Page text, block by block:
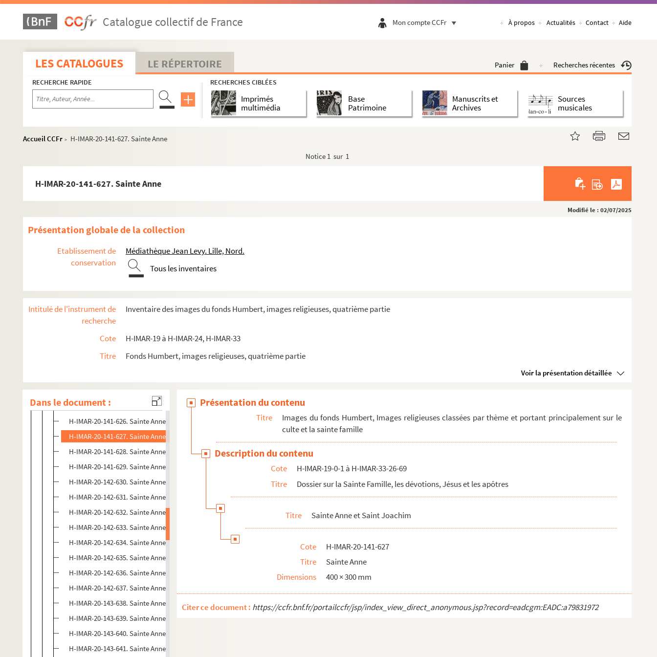
Catalogue collectif de France Mon compte CCFr À propos Actualités Contact Aide
LES CATALOGUES LE RÉPERTOIRE Panier Recherches récentes
RECHERCHE RAPIDE RECHERCHES CIBLÉES
Imprimés
multimédia
Base
Patrimoine
Manuscrits et
Archives
Sources
musicales
Accueil CCFr >
H-IMAR-20-141-627. Sainte Anne
Notice 1 sur 1
H-IMAR-20-141-627. Sainte Anne
Modifié le : 02/07/2025
Présentation globale de la collection
Etablissement de
conservation
Médiathèque Jean Levy. Lille, Nord.
Tous les inventaires
Intitulé de l'instrument de
recherche
Inventaire des images du fonds Humbert, images religieuses, quatrième partie
Cote
H-IMAR-19 à H-IMAR-24, H-IMAR-33
Titre
Fonds Humbert, images religieuses, quatrième partie
Voir la présentation détaillée
Dans le document :
H-IMAR-20-138-600. Saint Anne - Sainte Maria Anna
H-IMAR-20-139-601. Sainte Anne
H-IMAR-20-139-602. Sainte Anne
H-IMAR-20-139-603. Sainte Anne
H-IMAR-20-139-604. Sainte Anne
H-IMAR-20-139-605. Sainte Anne
H-IMAR-20-139-610. Sainte Anne
H-IMAR-20-140-613. Sainte Anne
H-IMAR-20-140-615. Sainte Anne
H-IMAR-20-140-616. Sainte Anne
H-IMAR-20-140-618. Sainte Anne
H-IMAR-20-140-619. Sainte Anne
H-IMAR-20-140-622. Sainte Anne
H-IMAR-20-141-624. Sainte Anne
H-IMAR-20-141-625. Sainte Anne
H-IMAR-20-141-626. Sainte Anne
H-IMAR-20-141-627. Sainte Anne
H-IMAR-20-141-628. Sainte Anne
H-IMAR-20-141-629. Sainte Anne
H-IMAR-20-142-630. Sainte Anne
H-IMAR-20-142-631. Sainte Anne
H-IMAR-20-142-632. Sainte Anne
H-IMAR-20-142-633. Sainte Anne
H-IMAR-20-142-634. Sainte Anne
H-IMAR-20-142-635. Sainte Anne
H-IMAR-20-142-636. Sainte Anne
H-IMAR-20-142-637. Sainte Anne
H-IMAR-20-143-638. Sainte Anne
H-IMAR-20-143-639. Sainte Anne
H-IMAR-20-143-640. Sainte Anne
H-IMAR-20-143-641. Sainte Anne
Présentation du contenu
Titre
Images du fonds Humbert, Images religieuses classées par thème et portant principalement sur le
culte et la sainte famille
Description du contenu
Cote
H-IMAR-19-0-1 à H-IMAR-33-26-69
Titre
Dossier sur la Sainte Famille, les dévotions, Jésus et les apôtres
Titre Sainte Anne et Saint Joachim
Cote
H-IMAR-20-141-627
Titre
Sainte Anne
Dimensions
400 × 300 mm
Citer ce document : https://ccfr.bnf.fr/portailccfr/jsp/index_view_direct_anonymous.jsp?record=eadcgm:EADC:a79831972